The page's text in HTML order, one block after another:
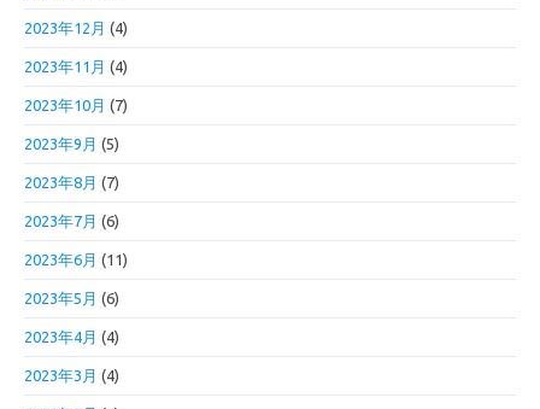
2023年12月 (4)
2023年11月 (4)
2023年10月 (7)
2023年9月 (5)
2023年8月 (7)
2023年7月 (6)
2023年6月 (11)
2023年5月 (6)
2023年4月 (4)
2023年3月 (4)